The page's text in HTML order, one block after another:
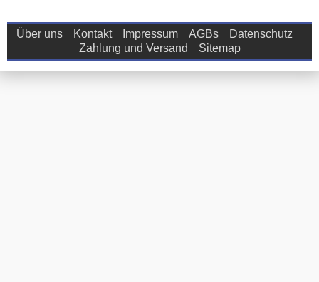
Über uns Kontakt Impressum AGBs
Datenschutz
Zahlung und Versand
Sitemap